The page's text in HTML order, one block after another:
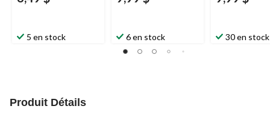
5 en stock 6 en stock 30 en stock
Produit Détails